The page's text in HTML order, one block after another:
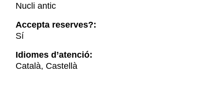
Nucli antic
Accepta reserves?:
Sí
Idiomes d’atenció:
Català, Castellà